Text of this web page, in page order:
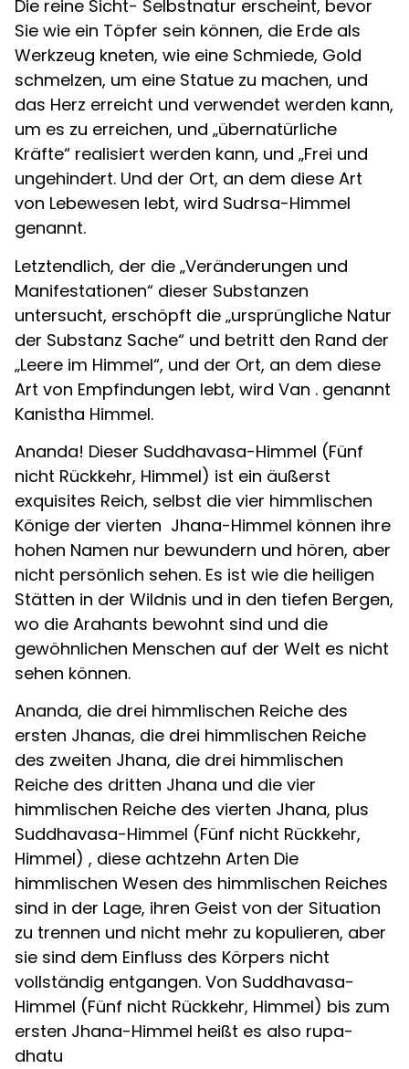
Die reine Sicht- Selbstnatur erscheint, bevor
Sie wie ein Töpfer sein können, die Erde als
Werkzeug kneten, wie eine Schmiede, Gold
schmelzen, um eine Statue zu machen, und
das Herz erreicht und verwendet werden kann,
um es zu erreichen, und „übernatürliche
Kräfte“ realisiert werden kann, und „Frei und
ungehindert. Und der Ort, an dem diese Art
von Lebewesen lebt, wird Sudrsa-Himmel
genannt.
Letztendlich, der die „Veränderungen und
Manifestationen“ dieser Substanzen
untersucht, erschöpft die „ursprüngliche Natur
der Substanz Sache“ und betritt den Rand der
„Leere im Himmel“, und der Ort, an dem diese
Art von Empfindungen lebt, wird Van . genannt
Kanistha Himmel.
Ananda! Dieser Suddhavasa-Himmel (Fünf
nicht Rückkehr, Himmel) ist ein äußerst
exquisites Reich, selbst die vier himmlischen
Könige der vierten Jhana-Himmel können ihre
hohen Namen nur bewundern und hören, aber
nicht persönlich sehen. Es ist wie die heiligen
Stätten in der Wildnis und in den tiefen Bergen,
wo die Arahants bewohnt sind und die
gewöhnlichen Menschen auf der Welt es nicht
sehen können.
Ananda, die drei himmlischen Reiche des
ersten Jhanas, die drei himmlischen Reiche
des zweiten Jhana, die drei himmlischen
Reiche des dritten Jhana und die vier
himmlischen Reiche des vierten Jhana, plus
Suddhavasa-Himmel (Fünf nicht Rückkehr,
Himmel) , diese achtzehn Arten Die
himmlischen Wesen des himmlischen Reiches
sind in der Lage, ihren Geist von der Situation
zu trennen und nicht mehr zu kopulieren, aber
sie sind dem Einfluss des Körpers nicht
vollständig entgangen. Von Suddhavasa-
Himmel (Fünf nicht Rückkehr, Himmel) bis zum
ersten Jhana-Himmel heißt es also rupa-
dhatu